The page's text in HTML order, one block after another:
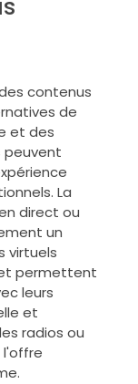
contenus
de
et des
peuvent
La
direct ou
un
virtuels
permettent
leurs
et
radios ou
l'offre